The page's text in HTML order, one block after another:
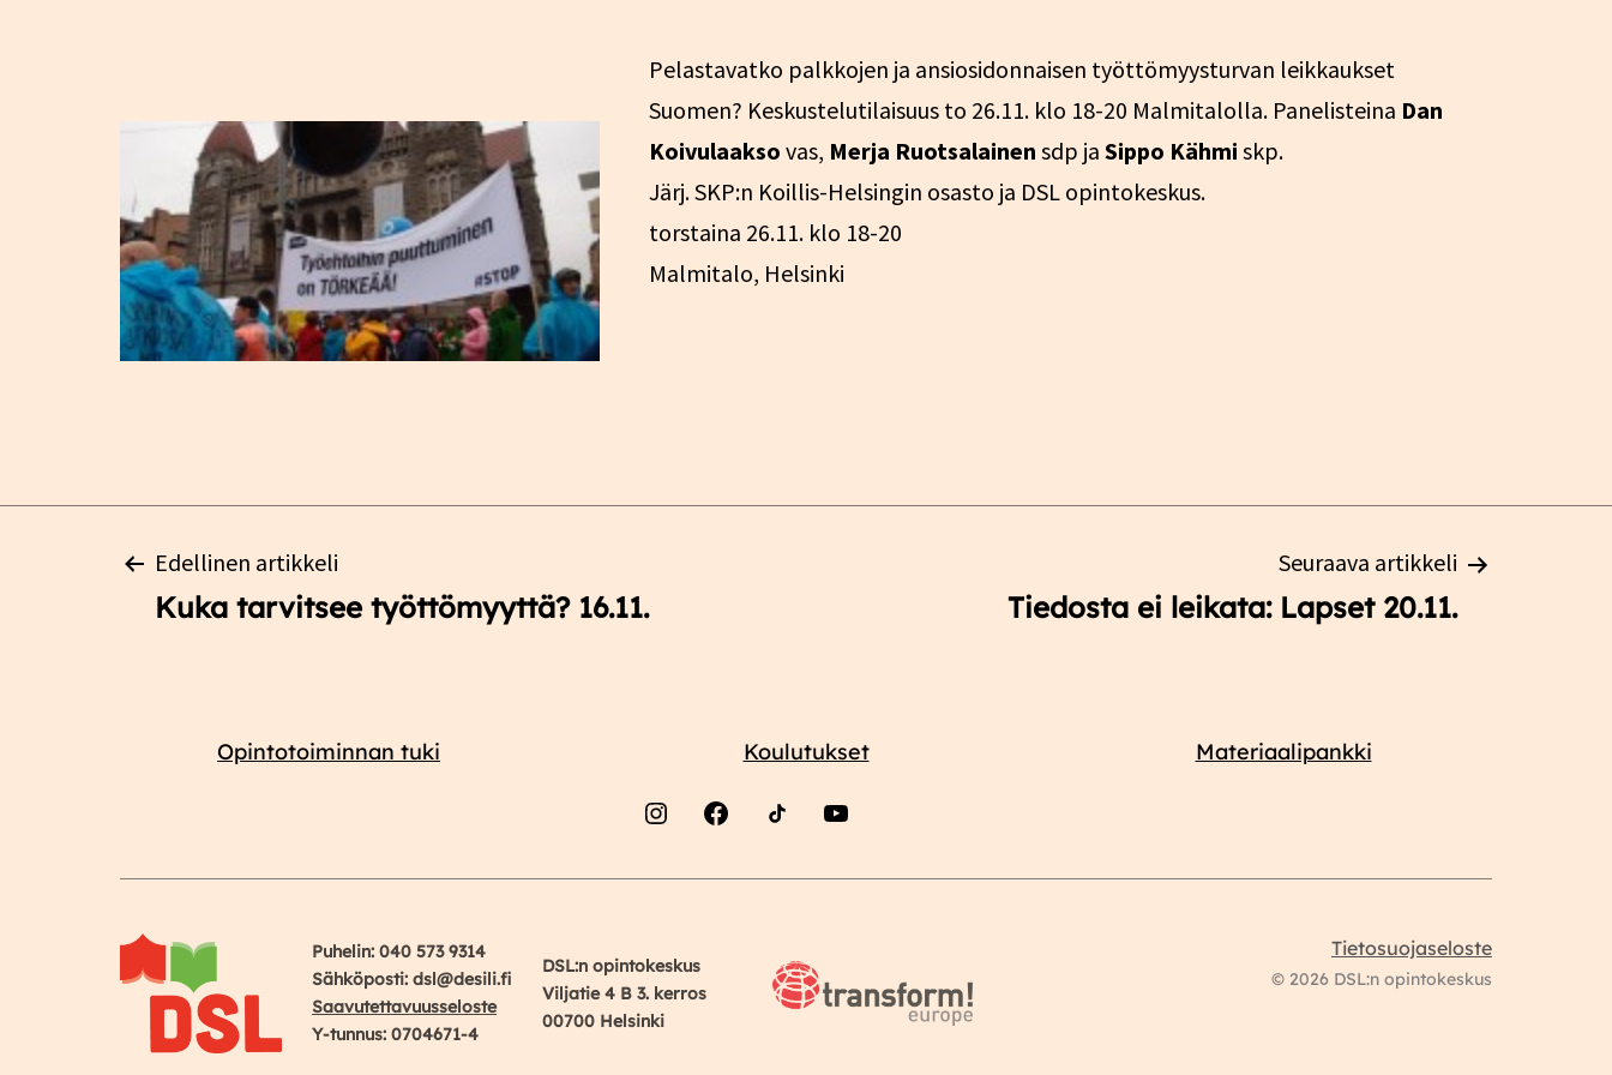
Pelastavatko palkkojen ja ansiosidonnaisen työttömyysturvan leikkaukset
Suomen? Keskustelutilaisuus to 26.11. klo 18-20 Malmitalolla. Panelisteina Dan
Koivulaakso vas, Merja Ruotsalainen sdp ja Sippo Kähmi skp.
Järj. SKP:n Koillis-Helsingin osasto ja DSL opintokeskus.
torstaina 26.11. klo 18-20
Malmitalo, Helsinki
Artikkelien
Edellinen artikkeli
Kuka tarvitsee työttömyyttä? 16.11.
Seuraava artikkeli
Tiedosta ei leikata: Lapset 20.11.
Opintotoiminnan tuki Koulutukset Materiaalipankki
Puhelin: 040 573 9314
Sähköposti: dsl@desili.fi
Saavutettavuusseloste
Y-tunnus: 0704671-4
DSL:n opintokeskus
Viljatie 4 B 3. kerros
00700 Helsinki
© 2026 DSL:n opintokeskus
Tietosuojaseloste